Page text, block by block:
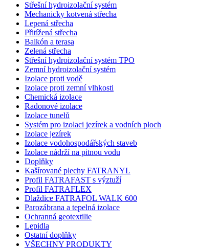
Střešní hydroizolační systém
Mechanicky kotvená střecha
Lepená střecha
Přitížená střecha
Balkón a terasa
Zelená střecha
Střešní hydroizolační systém TPO
Zemní hydroizolační systém
Izolace proti vodě
Izolace proti zemní vlhkosti
Chemická izolace
Radonové izolace
Izolace tunelů
Systém pro izolaci jezírek a vodních ploch
Izolace jezírek
Izolace vodohospodářských staveb
Izolace nádrží na pitnou vodu
Doplňky
Kašírované plechy FATRANYL
Profil FATRAFAST s výztuží
Profil FATRAFLEX
Dlaždice FATRAFOL WALK 600
Parozábrana a tepelná izolace
Ochranná geotextilie
Lepidla
Ostatní doplňky
VŠECHNY PRODUKTY